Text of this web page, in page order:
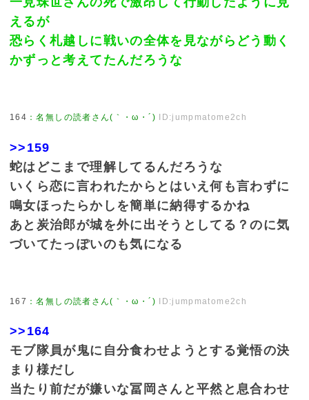
えるが
恐らく札越しに戦いの全体を見ながらどう動く
かずっと考えてたんだろうな
164 ：名無しの読者さん(｀・ω・´) ID:jumpmatome2ch
>>159
蛇はどこまで理解してるんだろうな
いくら恋に言われたからとはいえ何も言わずに
鳴女ほったらかしを簡単に納得するかね
あと炭治郎が城を外に出そうとしてる？のに気
づいてたっぽいのも気になる
167 ：名無しの読者さん(｀・ω・´) ID:jumpmatome2ch
>>164
モブ隊員が鬼に自分食わせようとする覚悟の決
まり様だし
当たり前だが嫌いな冨岡さんと平然と息合わせ